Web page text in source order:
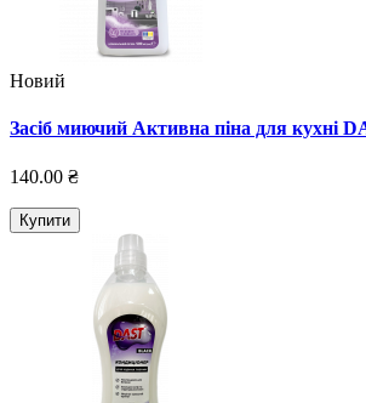
Новий
Засіб миючий Активна піна для кухні
140.00 ₴
Купити